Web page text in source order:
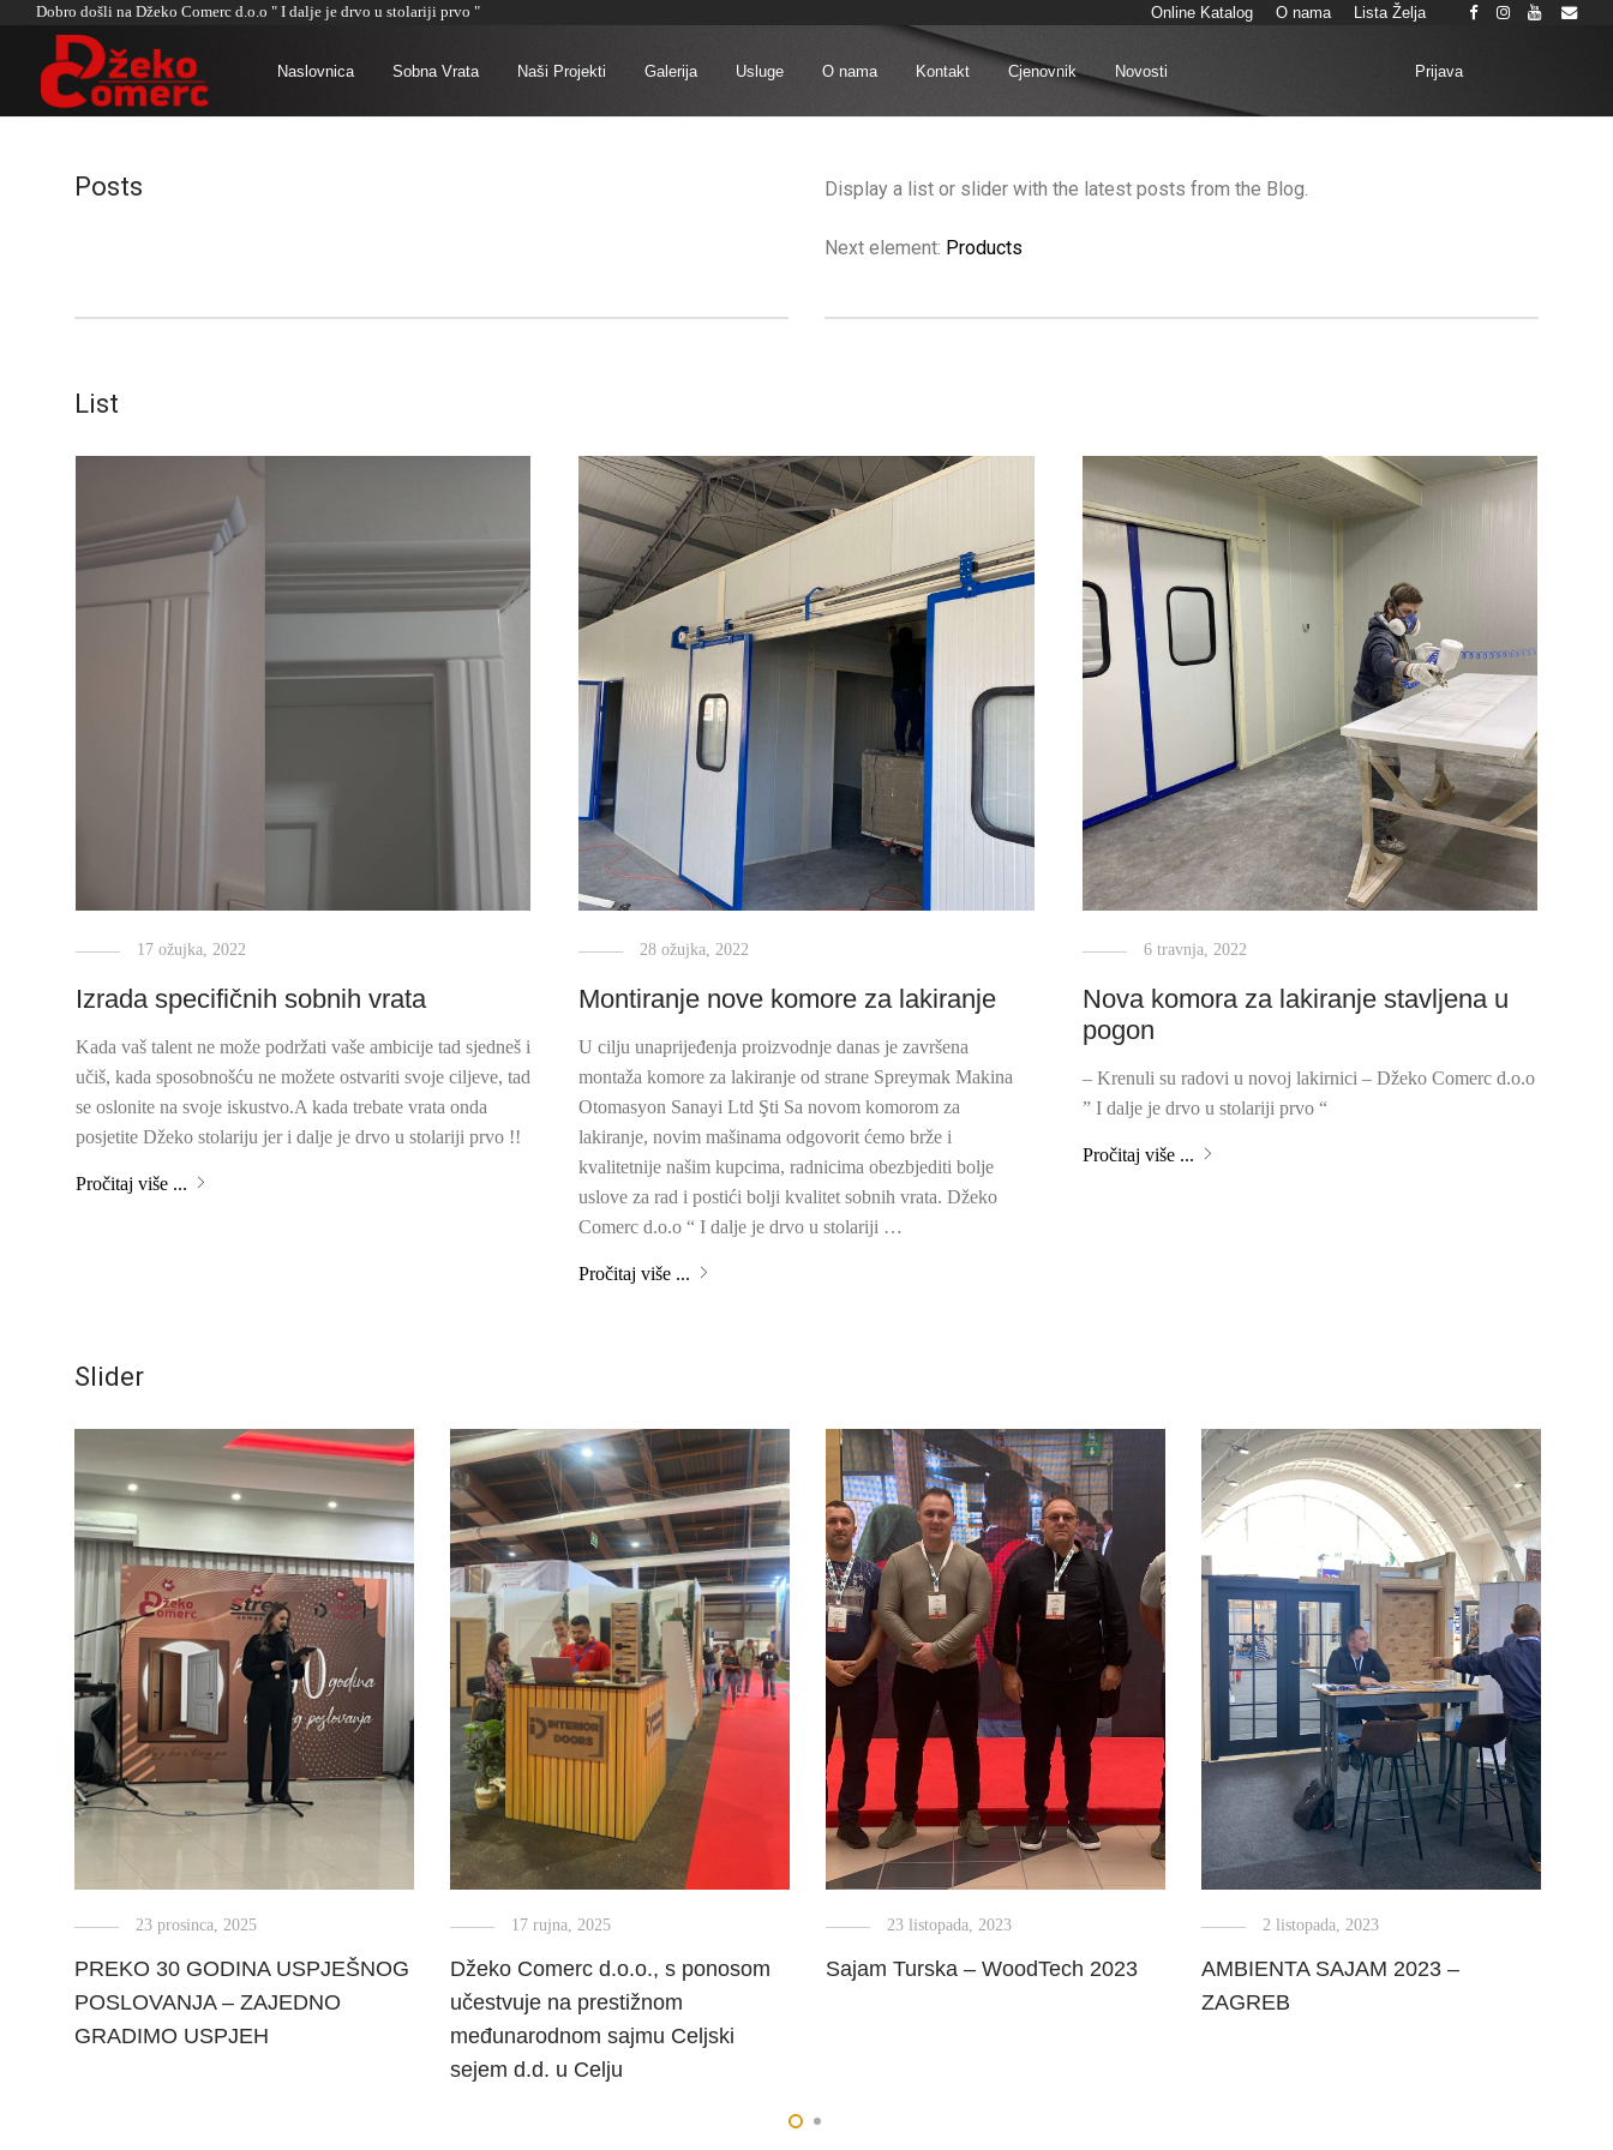
Dobro došli na Džeko Comerc d.o.o " I dalje je drvo u stolariji prvo " Online Katalog O nama Lista Želja
Naslovnica Sobna Vrata Naši Projekti Galerija Usluge O nama Kontakt Cjenovnik Novosti Prijava
Posts Display a list or slider with the latest posts from the Blog.
Next element: Products
List
17 ožujka, 2022
Izrada specifičnih sobnih vrata
Kada vaš talent ne može podržati vaše ambicije tad sjedneš i
učiš, kada sposobnošću ne možete ostvariti svoje ciljeve, tad
se oslonite na svoje iskustvo.A kada trebate vrata onda
posjetite Džeko stolariju jer i dalje je drvo u stolariji prvo !!
Pročitaj više ...
28 ožujka, 2022
Montiranje nove komore za lakiranje
U cilju unaprijeđenja proizvodnje danas je završena
montaža komore za lakiranje od strane Spreymak Makina
Otomasyon Sanayi Ltd Şti Sa novom komorom za
lakiranje, novim mašinama odgovorit ćemo brže i
kvalitetnije našim kupcima, radnicima obezbjediti bolje
uslove za rad i postići bolji kvalitet sobnih vrata. Džeko
Comerc d.o.o “ I dalje je drvo u stolariji …
Pročitaj više ...
6 travnja, 2022
Nova komora za lakiranje stavljena u
pogon
– Krenuli su radovi u novoj lakirnici – Džeko Comerc d.o.o
” I dalje je drvo u stolariji prvo “
Pročitaj više ...
Slider
23 prosinca, 2025
PREKO 30 GODINA USPJEŠNOG
POSLOVANJA – ZAJEDNO
GRADIMO USPJEH
17 rujna, 2025
Džeko Comerc d.o.o., s ponosom
učestvuje na prestižnom
međunarodnom sajmu Celjski
sejem d.d. u Celju
23 listopada, 2023
Sajam Turska – WoodTech 2023
2 listopada, 2023
AMBIENTA SAJAM 2023 –
ZAGREB